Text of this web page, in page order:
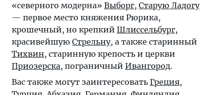
«северного модерна» Выборг, Старую Ладогу
— первое место княжения Рюрика,
крошечный, но крепкий Шлиссельбург,
красивейшую Стрельну, а также старинный
Тихвин, старинную крепость и церкви
Приозерска, пограничный Ивангород.
Вас также могут заинтересовать Греция,